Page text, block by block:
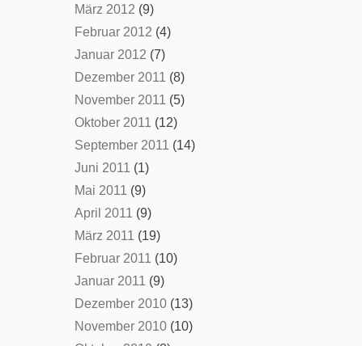
März 2012 (9)
Februar 2012 (4)
Januar 2012 (7)
Dezember 2011 (8)
November 2011 (5)
Oktober 2011 (12)
September 2011 (14)
Juni 2011 (1)
Mai 2011 (9)
April 2011 (9)
März 2011 (19)
Februar 2011 (10)
Januar 2011 (9)
Dezember 2010(13)
November 2010(10)